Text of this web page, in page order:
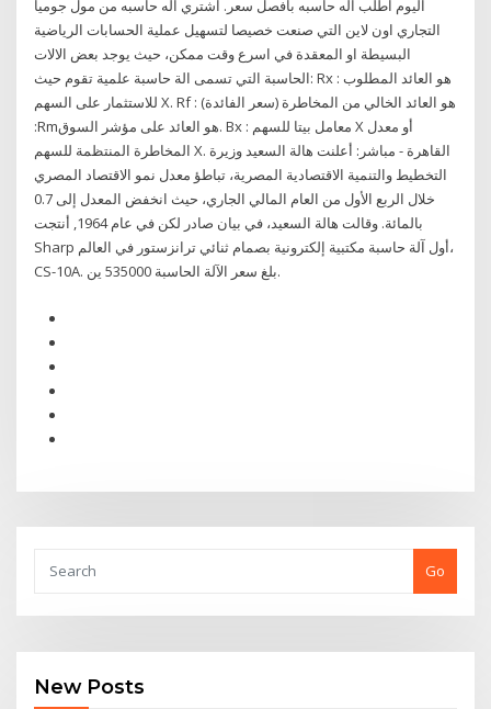
اليوم اطلب اله حاسبه بافصل سعر. اشتري اله حاسبه من مول جوميا
التجاري اون لاين التي صنعت خصيصا لتسهيل عملية الحسابات الرياضية
البسيطة او المعقدة في اسرع وقت ممكن، حيث يوجد بعض الالات
الحاسبة التي تسمى الة حاسبة علمية تقوم حيث: Rx : هو العائد المطلوب
للاستثمار على السهم X. Rf : هو العائد الخالي من المخاطرة (سعر الفائدة)
:Rmهو العائد على مؤشر السوق. Βx : معامل بيتا للسهم X أو معدل
المخاطرة المنتظمة للسهم X. القاهرة - مباشر: أعلنت هالة السعيد وزيرة
التخطيط والتنمية الاقتصادية المصرية، تباطؤ معدل نمو الاقتصاد المصري
خلال الربع الأول من العام المالي الجاري، حيث انخفض المعدل إلى 0.7
بالمائة. وقالت هالة السعيد، في بيان صادر لكن في عام 1964, أنتجت
Sharp أول آلة حاسبة مكتبية إلكترونية بصمام ثنائي ترانزستور في العالم،
CS-10A. بلغ سعر الآلة الحاسبة 535000 ين.
Go
New Posts